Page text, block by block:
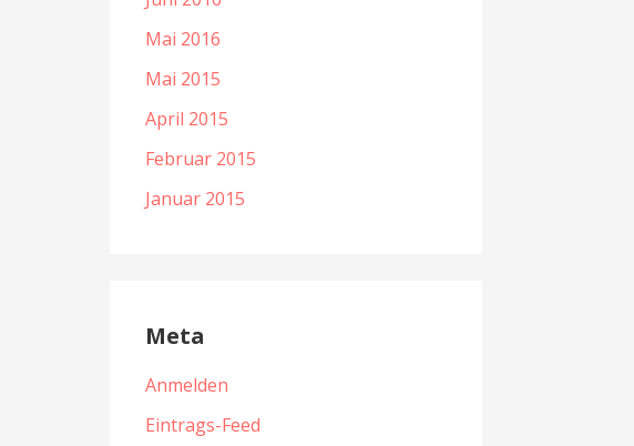
Mai 2016
Mai 2015
April 2015
Februar 2015
Januar 2015
Meta
Anmelden
Eintrags-Feed